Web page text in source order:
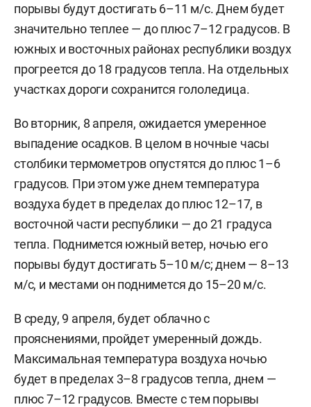
порывы будут достигать 6–11 м/с. Днем будет
значительно теплее — до плюс 7–12 градусов. В
южных и восточных районах республики воздух
прогреется до 18 градусов тепла. На отдельных
участках дороги сохранится гололедица.
Во вторник, 8 апреля, ожидается умеренное
выпадение осадков. В целом в ночные часы
столбики термометров опустятся до плюс 1–6
градусов. При этом уже днем температура
воздуха будет в пределах до плюс 12–17, в
восточной части республики — до 21 градуса
тепла. Поднимется южный ветер, ночью его
порывы будут достигать 5–10 м/с; днем — 8–13
м/с, и местами он поднимется до 15–20 м/с.
В среду, 9 апреля, будет облачно с
прояснениями, пройдет умеренный дождь.
Максимальная температура воздуха ночью
будет в пределах 3–8 градусов тепла, днем —
плюс 7–12 градусов. Вместе с тем порывы